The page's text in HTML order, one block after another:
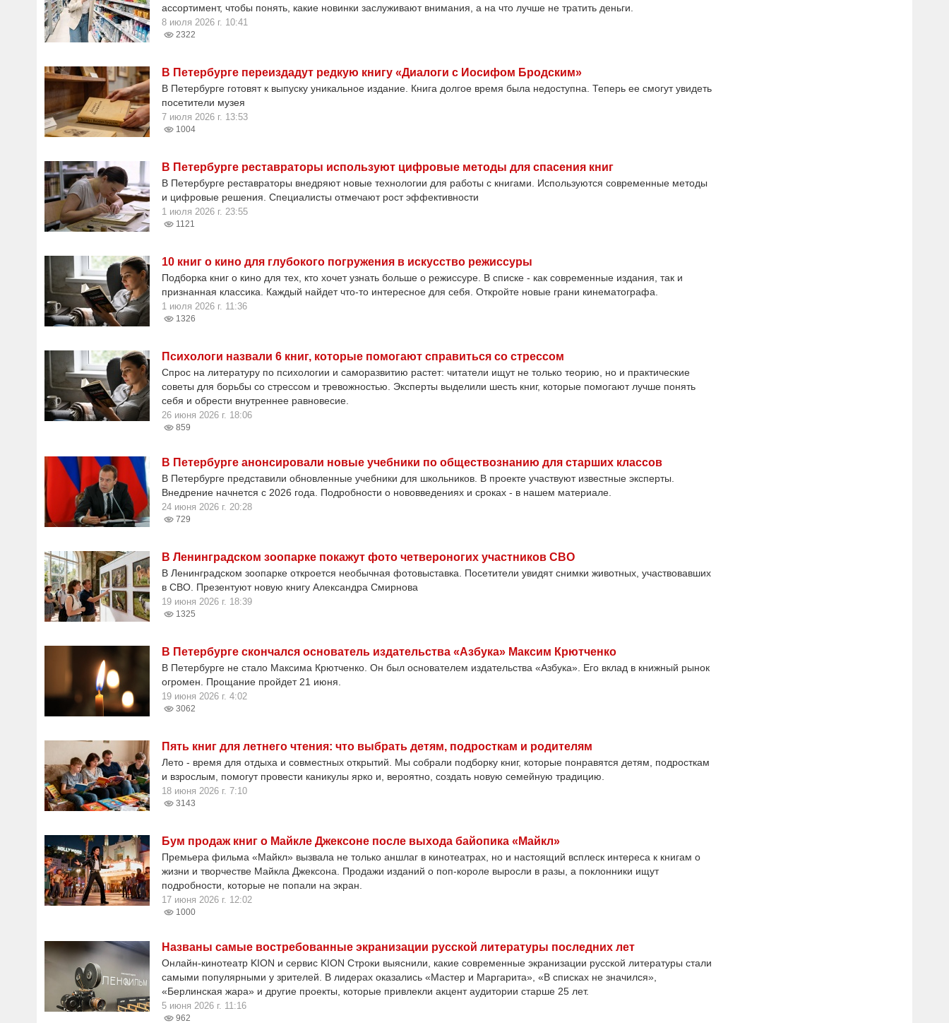
ассортимент, чтобы понять, какие новинки заслуживают внимания, а на что лучше не тратить деньги.
8 июля 2026 г. 10:41
2322
В Петербурге переиздадут редкую книгу «Диалоги с Иосифом Бродским»
В Петербурге готовят к выпуску уникальное издание. Книга долгое время была недоступна. Теперь ее смогут увидеть
посетители музея
7 июля 2026 г. 13:53
1004
В Петербурге реставраторы используют цифровые методы для спасения книг
В Петербурге реставраторы внедряют новые технологии для работы с книгами. Используются современные методы
и цифровые решения. Специалисты отмечают рост эффективности
1 июля 2026 г. 23:55
1121
10 книг о кино для глубокого погружения в искусство режиссуры
Подборка книг о кино для тех, кто хочет узнать больше о режиссуре. В списке - как современные издания, так и
признанная классика. Каждый найдет что-то интересное для себя. Откройте новые грани кинематографа.
1 июля 2026 г. 11:36
1326
Психологи назвали 6 книг, которые помогают справиться со стрессом
Спрос на литературу по психологии и саморазвитию растет: читатели ищут не только теорию, но и практические
советы для борьбы со стрессом и тревожностью. Эксперты выделили шесть книг, которые помогают лучше понять
себя и обрести внутреннее равновесие.
26 июня 2026 г. 18:06
859
В Петербурге анонсировали новые учебники по обществознанию для старших классов
В Петербурге представили обновленные учебники для школьников. В проекте участвуют известные эксперты.
Внедрение начнется с 2026 года. Подробности о нововведениях и сроках - в нашем материале.
24 июня 2026 г. 20:28
729
В Ленинградском зоопарке покажут фото четвероногих участников СВО
В Ленинградском зоопарке откроется необычная фотовыставка. Посетители увидят снимки животных, участвовавших
в СВО. Презентуют новую книгу Александра Смирнова
19 июня 2026 г. 18:39
1325
В Петербурге скончался основатель издательства «Азбука» Максим Крютченко
В Петербурге не стало Максима Крютченко. Он был основателем издательства «Азбука». Его вклад в книжный рынок
огромен. Прощание пройдет 21 июня.
19 июня 2026 г. 4:02
3062
Пять книг для летнего чтения: что выбрать детям, подросткам и родителям
Лето - время для отдыха и совместных открытий. Мы собрали подборку книг, которые понравятся детям, подросткам
и взрослым, помогут провести каникулы ярко и, вероятно, создать новую семейную традицию.
18 июня 2026 г. 7:10
3143
Бум продаж книг о Майкле Джексоне после выхода байопика «Майкл»
Премьера фильма «Майкл» вызвала не только аншлаг в кинотеатрах, но и настоящий всплеск интереса к книгам о
жизни и творчестве Майкла Джексона. Продажи изданий о поп-короле выросли в разы, а поклонники ищут
подробности, которые не попали на экран.
17 июня 2026 г. 12:02
1000
Названы самые востребованные экранизации русской литературы последних лет
Онлайн-кинотеатр KION и сервис KION Строки выяснили, какие современные экранизации русской литературы стали
самыми популярными у зрителей. В лидерах оказались «Мастер и Маргарита», «В списках не значился»,
«Берлинская жара» и другие проекты, которые привлекли акцент аудитории старше 25 лет.
5 июня 2026 г. 11:16
962